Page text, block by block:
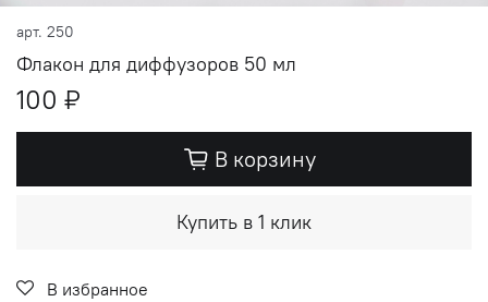
арт. 250
Флакон для диффузоров 50 мл
100 ₽
В корзину
Купить в 1 клик
В избранное